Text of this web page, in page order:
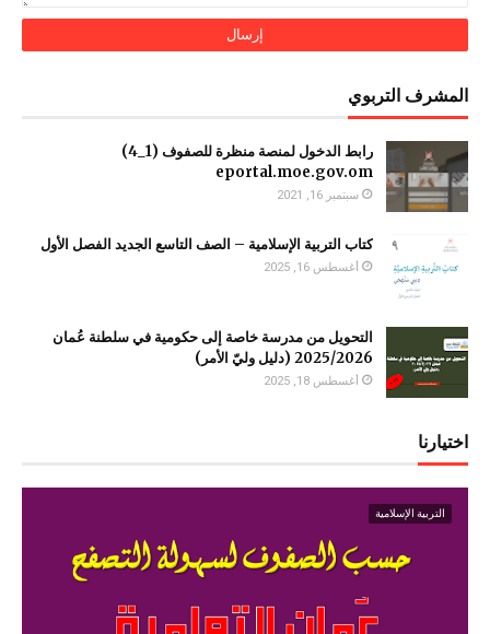
المشرف التربوي
رابط الدخول لمنصة منظرة للصفوف (1_4)
سبتمبر 16, 2021
كتاب التربية الإسلامية – الصف التاسع الجديد الفصل الأول
أغسطس 16, 2025
التحويل من مدرسة خاصة إلى حكومية في سلطنة عُمان
2025/2026 (دليل وليّ الأمر)
أغسطس 18, 2025
اختيارنا
التربية الإسلامية